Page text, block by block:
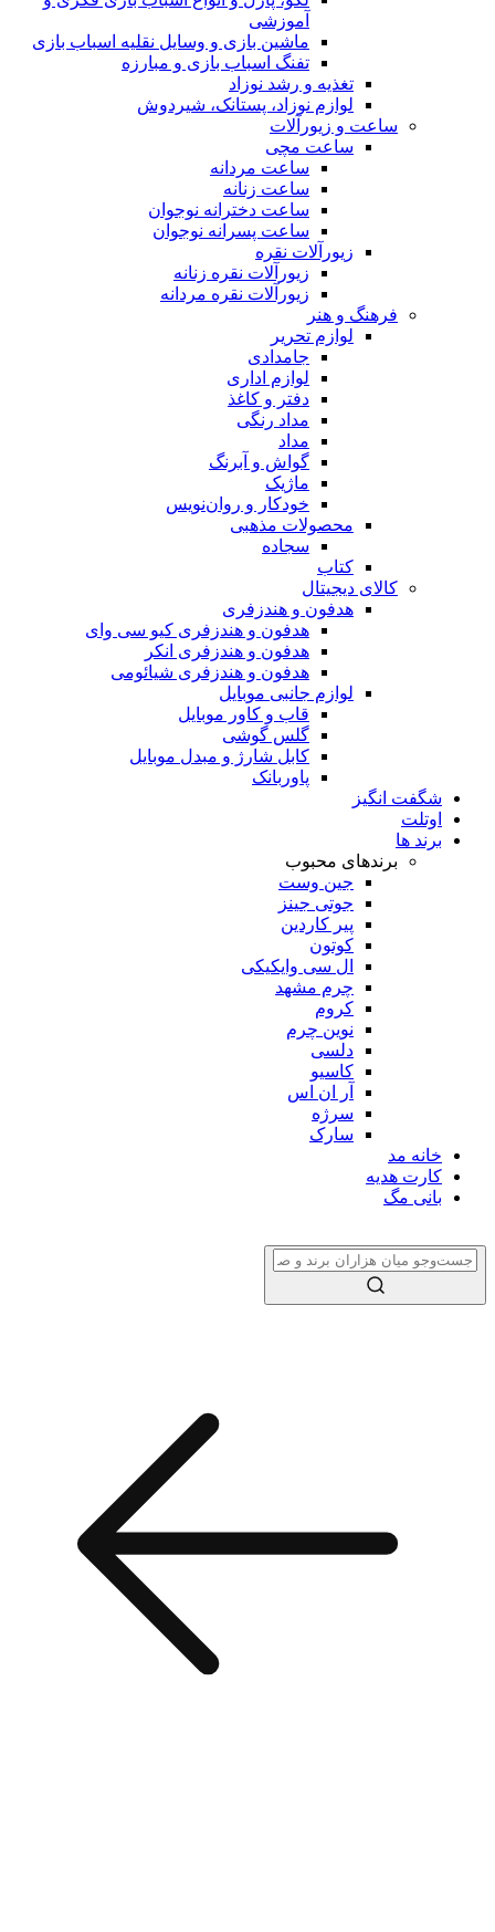
آموزشی
ماشین بازی و وسایل نقلیه اسباب بازی
تفنگ اسباب بازی و مبارزه
تغذیه و رشد نوزاد
لوازم نوزاد، پستانک، شیردوش
ساعت و زیور‌آلات
ساعت مچی
ساعت مردانه
ساعت زنانه
ساعت دخترانه نوجوان
ساعت پسرانه نوجوان
زیورآلات نقره
زیورآلات نقره زنانه
زیورآلات نقره مردانه
فرهنگ و هنر
لوازم تحریر
جامدادی
لوازم اداری
دفتر و کاغذ
مداد رنگی
مداد
گواش و آبرنگ
ماژیک
خودکار و روان‌نویس
محصولات مذهبی
سجاده
کتاب
کالای دیجیتال
هدفون و هندزفری
هدفون و هندزفری کیو سی وای
هدفون و هندزفری انکر
هدفون و هندزفری شیائومی
لوازم جانبی موبایل
قاب و کاور موبایل
گلس گوشی
کابل شارژ و مبدل موبایل
پاوربانک
شگفت انگیز
اوتلت
برند ها
برندهای محبوب
جین وست
جوتی جینز
پیر کاردین
کوتون
ال سی وایکیکی
چرم مشهد
کروم
نوین چرم
دلسی
کاسیو
آر ان اس
سرژه
سارک
خانه مد
کارت هدیه
بانی مگ